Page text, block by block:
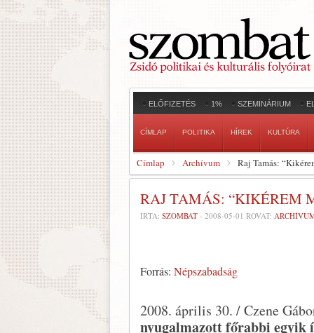
ELŐFIZETÉS 1% SZEMINÁRIUM
CÍMLAP POLITIKA HÍREK KULTÚRA
Címlap Archívum Raj Tamás:
RAJ TAMÁS: “KIKÉREM
ÍRTA: SZOMBAT - 2008-05-01 ROVAT:
Forrás: Népszabadság
2008. április 30. / Czene
nyugalmazott főrabbi